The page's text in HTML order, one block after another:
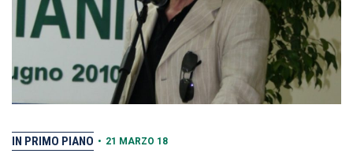
IN PRIMO PIANO • 21 MARZO 18